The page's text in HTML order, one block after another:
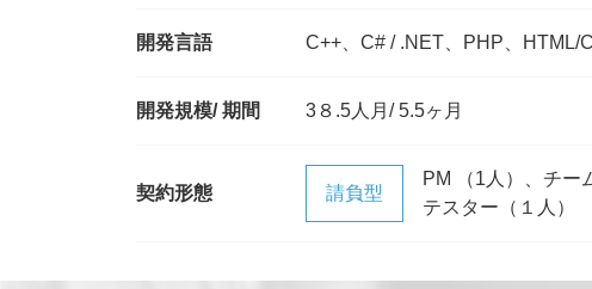
開発言語 C++、C# / .NET、PHP、HTML/
開発規模/ 期間 3８.5人月/ 5.5ヶ月
契約形態 請負型
PM （1人）、チー
テスター（１人）